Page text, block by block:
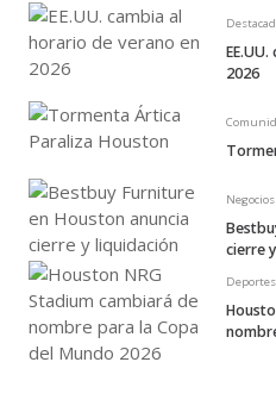
2026
Negocios
cierre
Deportes